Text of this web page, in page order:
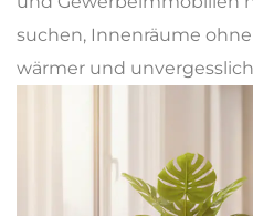
suchen, Innenräume
wärmer und